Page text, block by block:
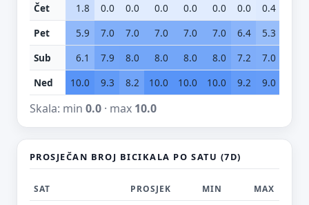
Čet
1.8 0.0 0.0 0.0 0.0 0.0 0.0 0.4
Pet
5.9 7.0 7.0 7.0 7.0 7.0 6.4 5.3
Sub
6.1 7.9 8.0 8.0 8.0 8.0 7.2 7.0
Ned
10.0 9.3 8.2 10.0 10.0 10.0 9.2 9.0
Skala: min 0.0· max 10.0
PROSJEČAN BROJ BICIKALA PO SATU (7D)
SAT PROSJEK MIN MAX